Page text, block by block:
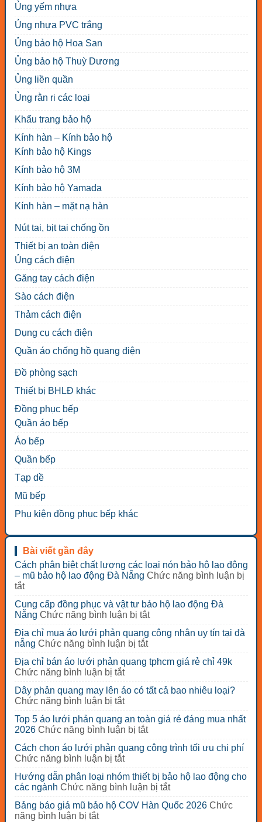
Ủng yếm nhựa
Ủng nhựa PVC trắng
Ủng bảo hộ Hoa San
Ủng bảo hộ Thuỳ Dương
Ủng liền quần
Ủng rằn ri các loại
Khẩu trang bảo hộ
Kính hàn – Kính bảo hộ
Kính bảo hộ Kings
Kính bảo hộ 3M
Kính bảo hộ Yamada
Kính hàn – mặt nạ hàn
Nút tai, bịt tai chống ồn
Thiết bị an toàn điện
Ủng cách điện
Găng tay cách điện
Sào cách điện
Thảm cách điện
Dụng cụ cách điện
Quần áo chống hồ quang điện
Đồ phòng sạch
Thiết bị BHLĐ khác
Đồng phục bếp
Quần áo bếp
Áo bếp
Quần bếp
Tạp dề
Mũ bếp
Phụ kiện đồng phục bếp khác
Bài viết gần đây
Cách phân biệt chất lượng các loại nón bảo hộ lao động
– mũ bảo hộ lao động Đà Nẵng Chức năng bình luận bị
tắtở
phân
biệt
chất
lượng
các
loại
nón
hộ
lao
–
mũ
bảo
hộ
lao
động
Đà
Cung cấp đồng phục và vật tư bảo hộ lao động Đà
Nẵng Chức năng bình luận bị tắtở
cấp
phục
và
tư
lao
Nẵng
Địa chỉ mua áo lưới phản quang công nhân uy tín tại đà
nẵng Chức năng bình luận bị tắtở
chỉ
áo
lưới
quang
công
uy
đà
nẵng
Địa chỉ bán áo lưới phản quang tphcm giá rẻ chỉ 49k
Chức năng bình luận bị tắtở
chỉ
bán
lưới
phản
quang
tphcm
rẻ
chỉ
Dây phản quang may lên áo có tất cả bao nhiêu loại?
Chức năng bình luận bị tắtở
phản
quang
lên
áo
có
tất
bao
Top 5 áo lưới phản quang an toàn giá rẻ đáng mua nhất
2026 Chức năng bình luận bị tắtở
5
lưới
phản
quang
an
Cách chọn áo lưới phản quang công trình tối ưu chi phí
Chức năng bình luận bị tắtở
chọn
áo
lưới
phản
Hướng dẫn phân loại nhóm thiết bị bảo hộ lao động cho
các ngành Chức năng bình luận bị tắtở
dẫn
Bảng báo giá mũ bảo hộ COV Hàn Quốc 2026 Chức
năng bình luận bị tắtở